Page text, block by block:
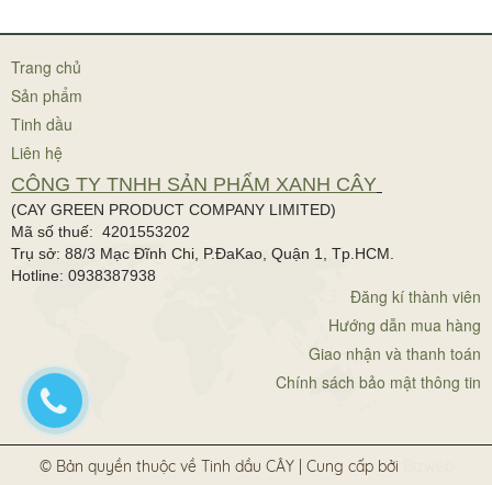
Trang chủ
Sản phẩm
Tinh dầu
Liên hệ
CÔNG TY TNHH SẢN PHẨM XANH CÂY
(CAY GREEN PRODUCT COMPANY LIMITED)
Mã số thuế: 4201553202
Trụ sở: 88/3 Mạc Đĩnh Chi, P.ĐaKao, Quận 1, Tp.HCM.
Hotline: 0938387938
Đăng kí thành viên
Hướng dẫn mua hàng
Giao nhận và thanh toán
Chính sách bảo mật thông tin
© Bản quyền thuộc về Tinh dầu CÂY | Cung cấp bởi